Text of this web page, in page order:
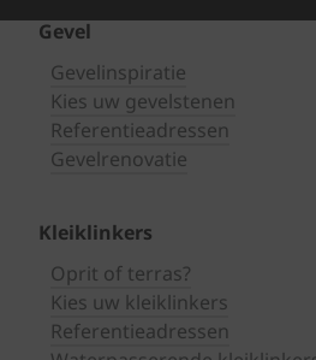
Gevel
Gevelinspiratie
Kies uw gevelstenen
Referentieadressen
Gevelrenovatie
Kleiklinkers
Oprit of terras?
Kies uw kleiklinkers
Referentieadressen